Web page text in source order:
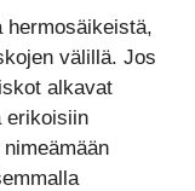
hermosäikeistä,
välillä. Jos
alkavat
erikoisiin